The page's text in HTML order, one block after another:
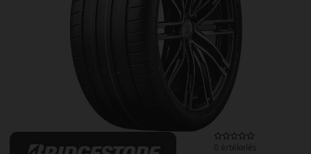
0 értékelés